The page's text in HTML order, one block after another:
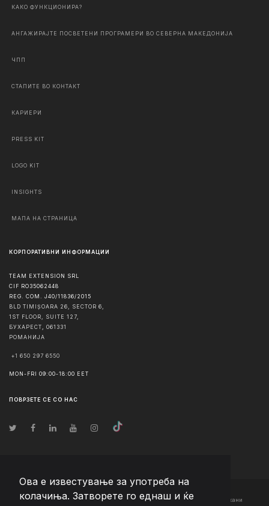
Ова е известување за употреба на
колачиња. Затворете го еднаш и ќе
КАКО ФУНКЦИОНИРА?
АНГАЖИРАЈТЕ ПОСВЕТЕНИ ПРОГРАМЕРИ ВО СЕВЕРНА МАКЕДОНИЈА
ЧПП
СТАПИТЕ ВО КОНТАКТ
КАРИЕРИ
PRESS KIT
LOGO KIT
INSIGHTS
МАПА НА СТРАНИЦА
КОРПОРАТИВНИ ИНФОРМАЦИИ
TEAM EXTENSION SRL
CIF RO35062448
REG. COM. J40/11836/2015
BLD TIMIȘOARA 26, SECTOR 6,
1ST FLOOR, SUITE 127,
БУХАРЕСТ
061331
РОМАНИЈА
+1 650 297 6550
MON-FRI 09:00-18:00 EET
ПОВРЗЕТЕ СЕ СО НАС
© Авторско право2026 Team Extension Macedonia - Сите права задржани